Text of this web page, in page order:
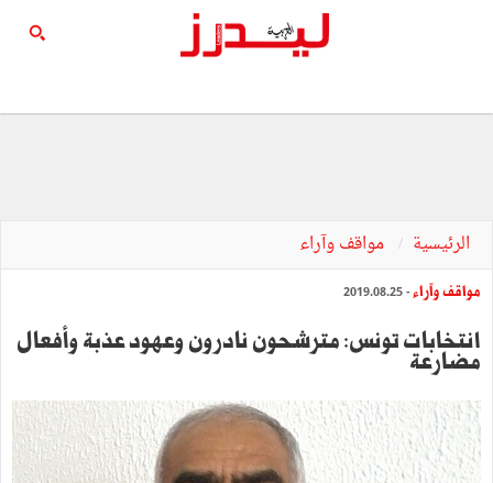
الرئيسية مواقف وآراء
مواقف وآراء- 2019.08.25
انتخابات تونس: مترشحون نادرون وعهود عذبة وأفعال
مضارعة